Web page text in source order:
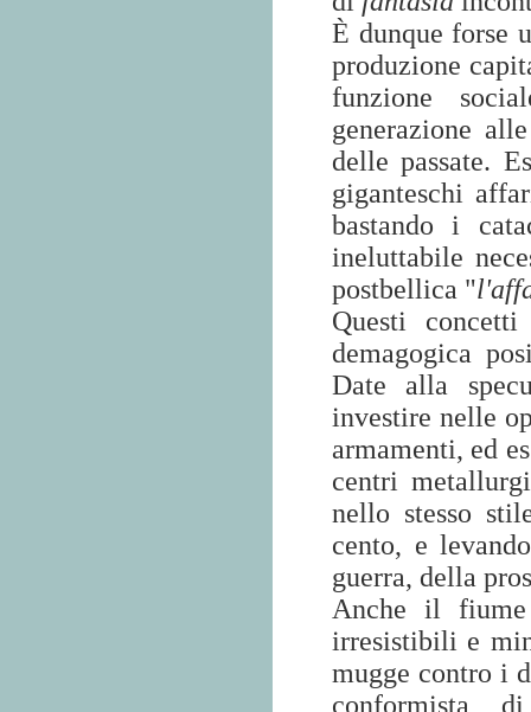
È dunque forse
produzione
funzione
generazione
delle passate.
giganteschi
bastando i
ineluttabile
postbellica "
Questi
demagogica
Date alla
investire nelle
armamenti, ed
centri
nello stesso
cento, e
guerra, della
Anche il
irresistibili e
mugge contro i
conformista,